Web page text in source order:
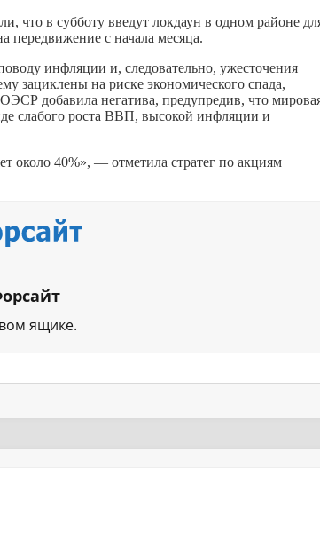
что в субботу введут локдаун в одном районе
передвижение с начала месяца.
инфляции и, следовательно, ужесточения
зациклены на риске экономического спада,
добавила негатива, предупредив, что
слабого роста ВВП, высокой инфляции и
около 40%», — отметила стратег по акциям
ящике.